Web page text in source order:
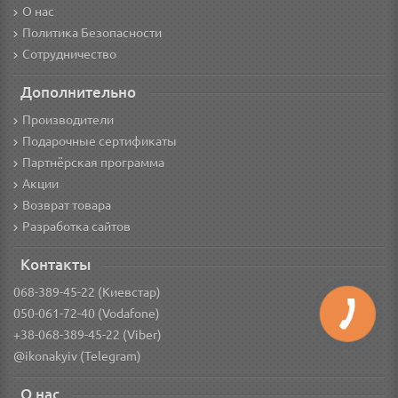
О нас
Политика Безопасности
Сотрудничество
Дополнительно
Производители
Подарочные сертификаты
Партнёрская программа
Акции
Возврат товара
Разработка сайтов
Контакты
068-389-45-22 (Киевстар)
050-061-72-40 (Vodafone)
+38-068-389-45-22 (Viber)
@ikonakyiv (Telegram)
О нас